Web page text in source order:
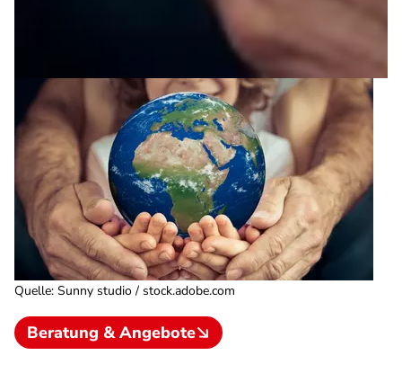
Quelle: Sunny studio / stock.adobe.com
Beratung & Angebote